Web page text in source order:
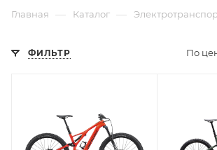
Главная — Каталог —
ФИЛЬТР По